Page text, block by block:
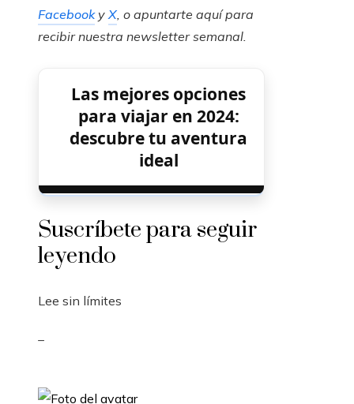
FacebookyX, o apuntarte aquí para
recibirnuestra newsletter semanal.
Las mejores opciones
para viajar en 2024:
descubre tu aventura
ideal
Suscríbete para seguir
leyendo
Lee sin límites